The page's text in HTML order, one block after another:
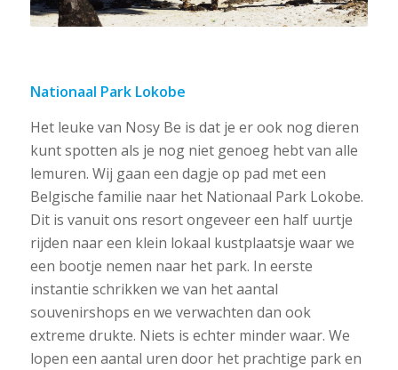
Nationaal Park Lokobe
Het leuke van Nosy Be is dat je er ook nog dieren
kunt spotten als je nog niet genoeg hebt van alle
lemuren. Wij gaan een dagje op pad met een
Belgische familie naar het Nationaal Park Lokobe.
Dit is vanuit ons resort ongeveer een half uurtje
rijden naar een klein lokaal kustplaatsje waar we
een bootje nemen naar het park. In eerste
instantie schrikken we van het aantal
souvenirshops en we verwachten dan ook
extreme drukte. Niets is echter minder waar. We
lopen een aantal uren door het prachtige park en